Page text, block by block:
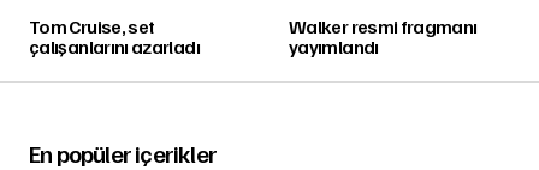
Tom Cruise, set
çalışanlarını azarladı
Walker resmi fragmanı
yayımlandı
En popüler içerikler